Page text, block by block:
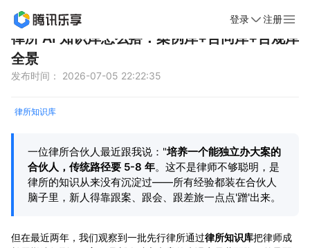
登录 注册
首页 新闻动态
律所 AI 知识库怎么搭：案例库+合同库+合规库
全景
发布时间： 2026-07-05 22:22:35
律所知识库
一位律所合伙人最近跟我说："培养一个能独立办大案的
合伙人，传统路径要 5-8 年。这不是律师不够聪明，是
律所的知识从来没有沉淀过——所有经验都装在合伙人
脑子里，新人得靠跟案、跟会、跟差旅一点点'蹭'出来。
但在最近两年，我们观察到一批先行律所通过律所知识库把律师成